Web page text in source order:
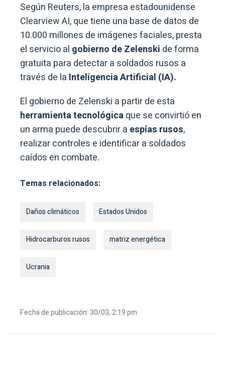
Según Reuters, la empresa estadounidense
Clearview AI, que tiene una base de datos de
10.000 millones de imágenes faciales, presta
el servicio al gobierno de Zelenski de forma
gratuita para detectar a soldados rusos a
través de la Inteligencia Artificial (IA).
El gobierno de Zelenski a partir de esta
herramienta tecnológicaque se convirtió en
un arma puede descubrir a espías rusos,
realizar controles e identificar a soldados
caídos en combate.
Temas relacionados:
Daños climáticos Estados Unidos
Hidrocarburos rusos matriz energética
Ucrania
Fecha de publicación: 30/03, 2:19 pm